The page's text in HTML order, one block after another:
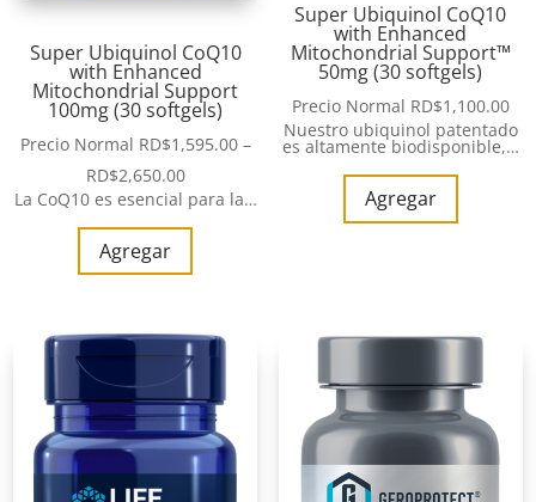
Super Ubiquinol CoQ10
with Enhanced
Mitochondrial Support
100mg (30 softgels)
Precio Normal RD$1,595.00 –
RD$2,650.00
La CoQ10 es esencial para la…
Agregar
Super Ubiquinol CoQ10
with Enhanced
Mitochondrial Support™
50mg (30 softgels)
Precio Normal RD$1,100.00
Nuestro ubiquinol patentado
es altamente biodisponible,…
Agregar